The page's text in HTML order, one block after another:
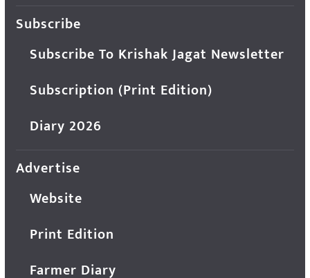
Subscribe
Subscribe To Krishak Jagat Newsletter
Subscription (Print Edition)
Diary 2026
Advertise
Website
Print Edition
Farmer Diary